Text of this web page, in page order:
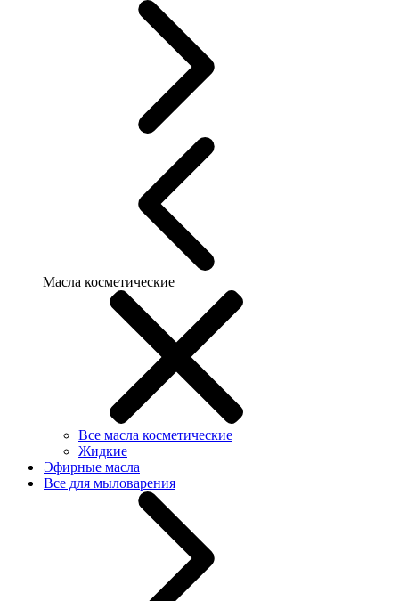
Масла косметические
Все масла косметические
Жидкие
Эфирные масла
Все для мыловарения